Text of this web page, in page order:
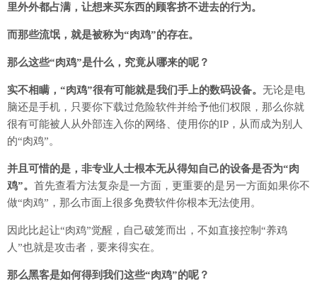
里外外都占满，让想来买东西的顾客挤不进去的行为。
而那些流氓，就是被称为“肉鸡”的存在。
那么这些“肉鸡”是什么，究竟从哪来的呢？
实不相瞒，“肉鸡”很有可能就是我们手上的数码设备。 无论是电
脑还是手机，只要你下载过危险软件并给予他们权限，那么你就
很有可能被人从外部连入你的网络、使用你的IP，从而成为别人
的“肉鸡”。
并且可惜的是，非专业人士根本无从得知自己的设备是否为“肉
鸡”。 首先查看方法复杂是一方面，更重要的是另一方面如果你不
做“肉鸡”，那么市面上很多免费软件你根本无法使用。
因此比起让“肉鸡”觉醒，自己破笼而出，不如直接控制“养鸡
人”也就是攻击者，要来得实在。
那么黑客是如何得到我们这些“肉鸡”的呢？